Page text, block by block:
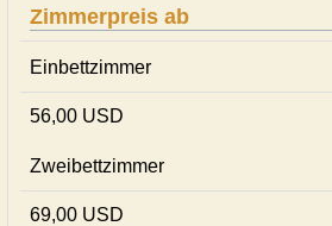
Zimmerpreis ab
Einbettzimmer
56,00 USD
Zweibettzimmer
69,00 USD